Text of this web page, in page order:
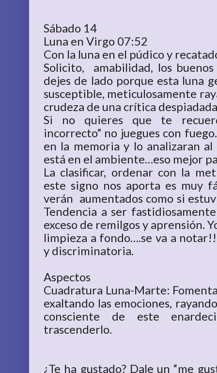
Sábado 14
Luna en Virgo 07:52
Con la luna en el púdico y
Solicito, amabilidad, los
dejes de lado porque esta luna
susceptible, meticulosamente
crudeza de una crítica
Si no quieres que te
incorrecto” no juegues con
en la memoria y lo analizaran
está en el ambiente…eso mejor
La clasificar, ordenar con la
este signo nos aporta es muy
verán aumentados como si
Tendencia a ser
exceso de remilgos y aprensión.
limpieza a fondo….se va a
y discriminatoria.
Aspectos
Cuadratura Luna-Marte:
exaltando las emociones,
consciente de este
trascenderlo.
¿Te ha gustado? Dale un “me